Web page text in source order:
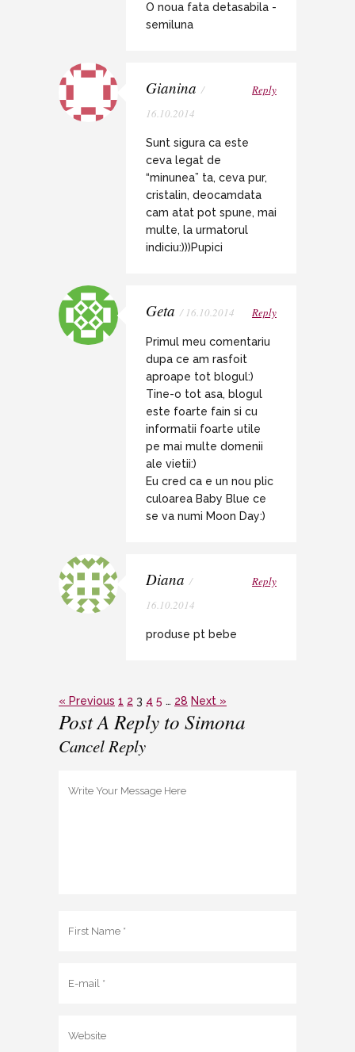
O noua fata detasabila -
semiluna
Gianina /
16.10.2014
Reply
Sunt sigura ca este
ceva legat de
“minunea” ta, ceva pur,
cristalin, deocamdata
cam atat pot spune, mai
multe, la urmatorul
indiciu:)))Pupici
Geta / 16.10.2014 Reply
Primul meu comentariu
dupa ce am rasfoit
aproape tot blogul:)
Tine-o tot asa, blogul
este foarte fain si cu
informatii foarte utile
pe mai multe domenii
ale vietii:)
Eu cred ca e un nou plic
culoarea Baby Blue ce
se va numi Moon Day:)
Diana /
16.10.2014
Reply
produse pt bebe
« Previous 1 2 3 4 5 … 28 Next »
Post A Reply to Simona
Cancel Reply